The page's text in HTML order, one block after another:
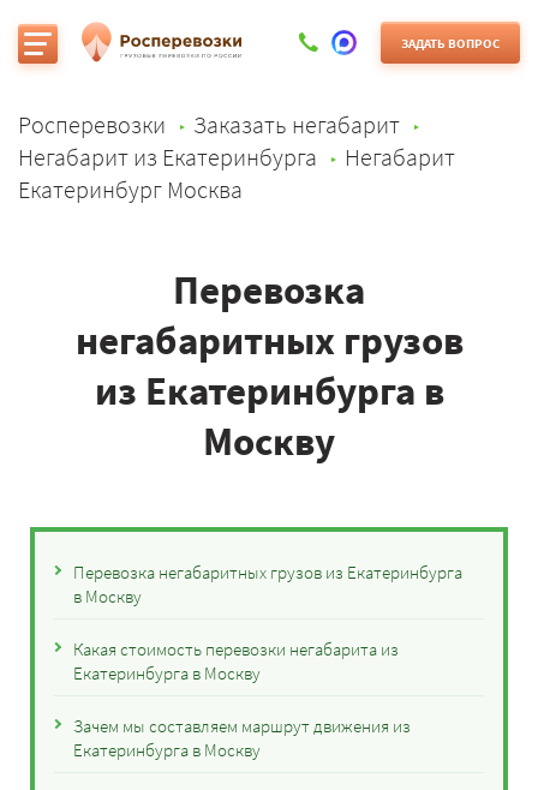
ЗАДАТЬ ВОПРОС
Росперевозки
Заказать негабарит
Негабарит из Екатеринбурга
Негабарит
Екатеринбург Москва
Перевозка
негабаритных грузов
из Екатеринбурга в
Москву
Перевозка негабаритных грузов из Екатеринбурга
в Москву
Какая стоимость перевозки негабарита из
Екатеринбурга в Москву
Зачем мы составляем маршрут движения из
Екатеринбурга в Москву